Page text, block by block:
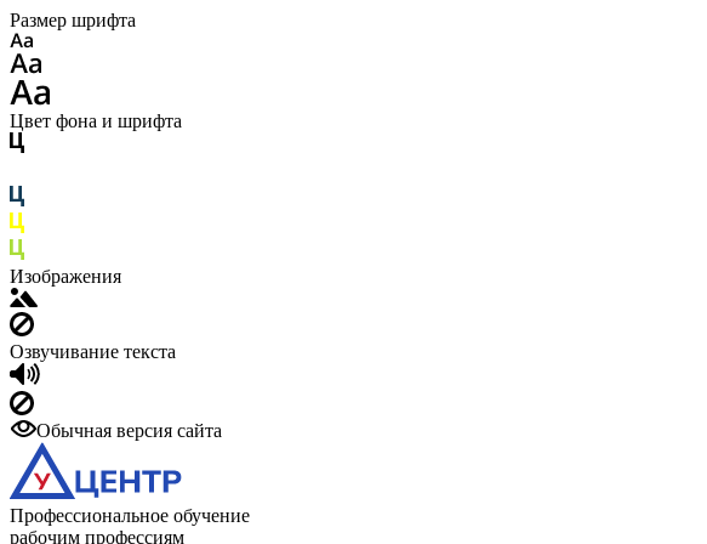
Размер шрифта
Цвет фона и шрифта
Изображения
Озвучивание текста
Обычная версия сайта
Профессиональное обучение
рабочим профессиям